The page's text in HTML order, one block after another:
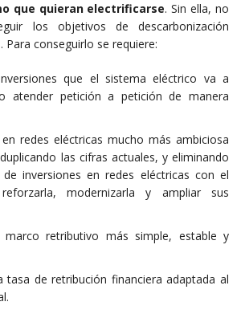
que quieran electrificarse. Sin ella, no
los objetivos de descarbonización
Para conseguirlo se requiere:
que el sistema eléctrico va a
atender petición a petición de manera
redes eléctricas mucho más ambiciosa
las cifras actuales, y eliminando
inversiones en redes eléctricas con el
modernizarla y ampliar sus
marco retributivo más simple, estable y
tasa de retribución financiera adaptada al